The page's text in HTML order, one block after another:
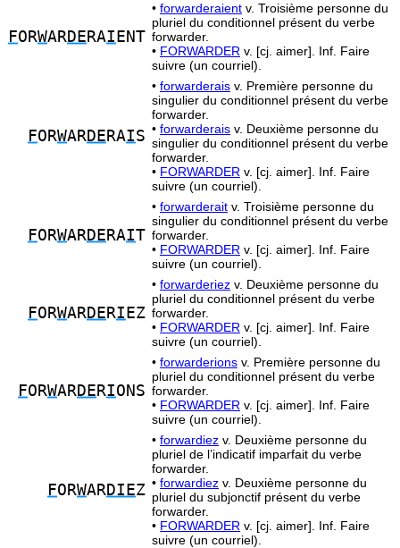
FORWARDE RAI ENT
• forwarderaient v. Troisième personne du
pluriel du conditionnel présent du verbe
forwarder.
• FORWARDER v. [cj. aimer]. Inf. Faire
suivre (un courriel).
FORWARDE RAIS
• forwarderais v. Première personne du
singulier du conditionnel présent du verbe
forwarder.
• forwarderais v. Deuxième personne du
singulier du conditionnel présent du verbe
forwarder.
• FORWARDER v. [cj. aimer]. Inf. Faire
suivre (un courriel).
FORWARDE RAIT
• forwarderait v. Troisième personne du
singulier du conditionnel présent du verbe
forwarder.
• FORWARDER v. [cj. aimer]. Inf. Faire
suivre (un courriel).
FORWARDE RI EZ
• forwarderiez v. Deuxième personne du
pluriel du conditionnel présent du verbe
forwarder.
• FORWARDER v. [cj. aimer]. Inf. Faire
suivre (un courriel).
FORWARDE RIONS
• forwarderions v. Première personne du
pluriel du conditionnel présent du verbe
forwarder.
• FORWARDER v. [cj. aimer]. Inf. Faire
suivre (un courriel).
FORWARDIEZ
• forwardiez v. Deuxième personne du
pluriel de l’indicatif imparfait du verbe
forwarder.
• forwardiez v. Deuxième personne du
pluriel du subjonctif présent du verbe
forwarder.
• FORWARDER v. [cj. aimer]. Inf. Faire
suivre (un courriel).